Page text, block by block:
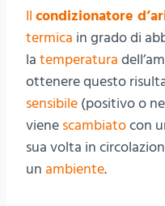
Il condizionatore
termica in grado di
la temperatura
ottenere questo
sensibile (positivo o
viene scambiatocon
sua volta in
un ambiente.